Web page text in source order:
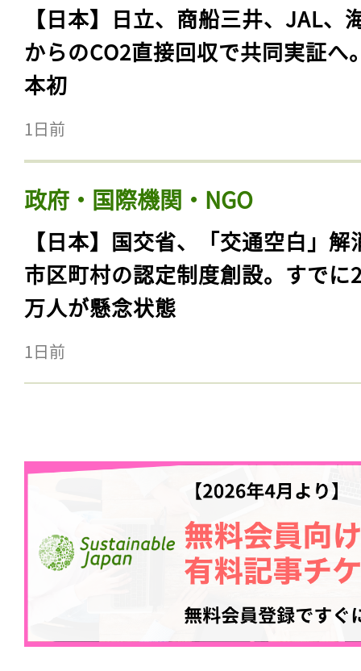
【日本】日立、商船三井、JAL、
からのCO2直接回収で共同実証へ
本初
1日前
政府・国際機関・NGO
【日本】国交省、「交通空白」解
市区町村の認定制度創設。すでに
万人が懸念状態
1日前